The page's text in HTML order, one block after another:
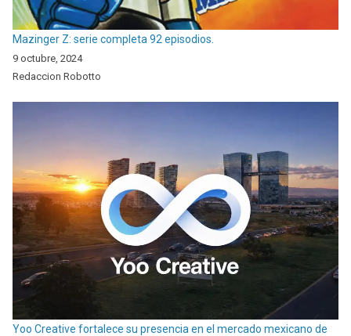
Mazinger Z: serie completa 92 episodios.
9 octubre, 2024
Redaccion Robotto
Yoo Creative fortalece su presencia en el mercado mexicano de